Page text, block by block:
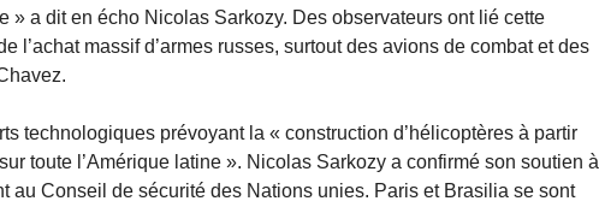
» a dit en écho Nicolas Sarkozy. Des observateurs ont lié cette
l’achat massif d’armes russes, surtout des avions de combat et des
technologiques prévoyant la « construction d’hélicoptères à partir
toute l’Amérique latine ». Nicolas Sarkozy a confirmé son soutien à
au Conseil de sécurité des Nations unies. Paris et Brasilia se sont